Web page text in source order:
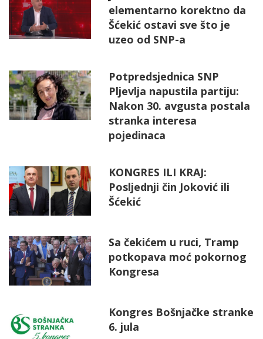
elementarno korektno da
Šćekić ostavi sve što je
uzeo od SNP-a
Potpredsjednica SNP
Pljevlja napustila partiju:
Nakon 30. avgusta postala
stranka interesa
pojedinaca
KONGRES ILI KRAJ:
Posljednji čin Joković ili
Šćekić
Sa čekićem u ruci, Tramp
potkopava moć pokornog
Kongresa
Kongres Bošnjačke stranke
6. jula